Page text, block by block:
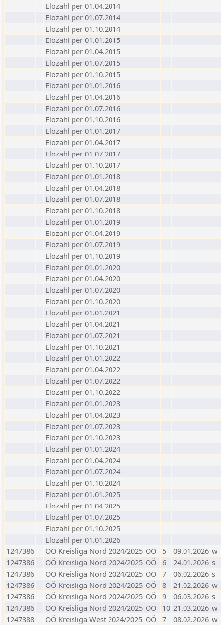
Elozahl per 01.04.2014
Elozahl per 01.07.2014
Elozahl per 01.10.2014
Elozahl per 01.01.2015
Elozahl per 01.04.2015
Elozahl per 01.07.2015
Elozahl per 01.10.2015
Elozahl per 01.01.2016
Elozahl per 01.04.2016
Elozahl per 01.07.2016
Elozahl per 01.10.2016
Elozahl per 01.01.2017
Elozahl per 01.04.2017
Elozahl per 01.07.2017
Elozahl per 01.10.2017
Elozahl per 01.01.2018
Elozahl per 01.04.2018
Elozahl per 01.07.2018
Elozahl per 01.10.2018
Elozahl per 01.01.2019
Elozahl per 01.04.2019
Elozahl per 01.07.2019
Elozahl per 01.10.2019
Elozahl per 01.01.2020
Elozahl per 01.04.2020
Elozahl per 01.07.2020
Elozahl per 01.10.2020
Elozahl per 01.01.2021
Elozahl per 01.04.2021
Elozahl per 01.07.2021
Elozahl per 01.10.2021
Elozahl per 01.01.2022
Elozahl per 01.04.2022
Elozahl per 01.07.2022
Elozahl per 01.10.2022
Elozahl per 01.01.2023
Elozahl per 01.04.2023
Elozahl per 01.07.2023
Elozahl per 01.10.2023
Elozahl per 01.01.2024
Elozahl per 01.04.2024
Elozahl per 01.07.2024
Elozahl per 01.10.2024
Elozahl per 01.01.2025
Elozahl per 01.04.2025
Elozahl per 01.07.2025
Elozahl per 01.10.2025
Elozahl per 01.01.2026
1247386
OÖ Kreisliga Nord 2024/2025 OÖ 5 09.01.2026 w
1247386
OÖ Kreisliga Nord 2024/2025 OÖ 6 24.01.2026 s
1247386
OÖ Kreisliga Nord 2024/2025 OÖ 7 06.02.2026 s
1247386
OÖ Kreisliga Nord 2024/2025 OÖ 8 21.02.2026 w
1247386
OÖ Kreisliga Nord 2024/2025 OÖ 9 06.03.2026 s
1247386
OÖ Kreisliga Nord 2024/2025 OÖ 10 21.03.2026 w
1247388
OÖ Kreisliga West 2024/2025 OÖ 7 08.02.2026 w